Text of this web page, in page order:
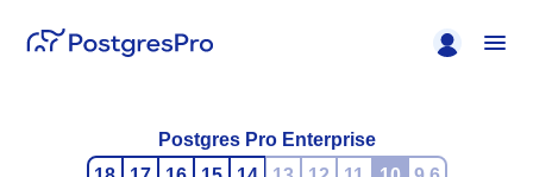
Postgres Pro Enterprise